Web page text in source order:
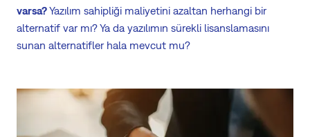
varsa?Yazılım sahipliği maliyetini azaltan herhangi bir
alternatif var mı? Ya da yazılımın sürekli lisanslamasını
sunan alternatifler hala mevcut mu?